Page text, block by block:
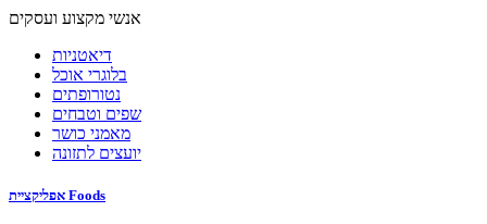
אנשי מקצוע ועסקים
דיאטניות
בלוגרי אוכל
נטורופתים
שפים וטבחים
מאמני כושר
יועצים לתזונה
אפליקציית Foods